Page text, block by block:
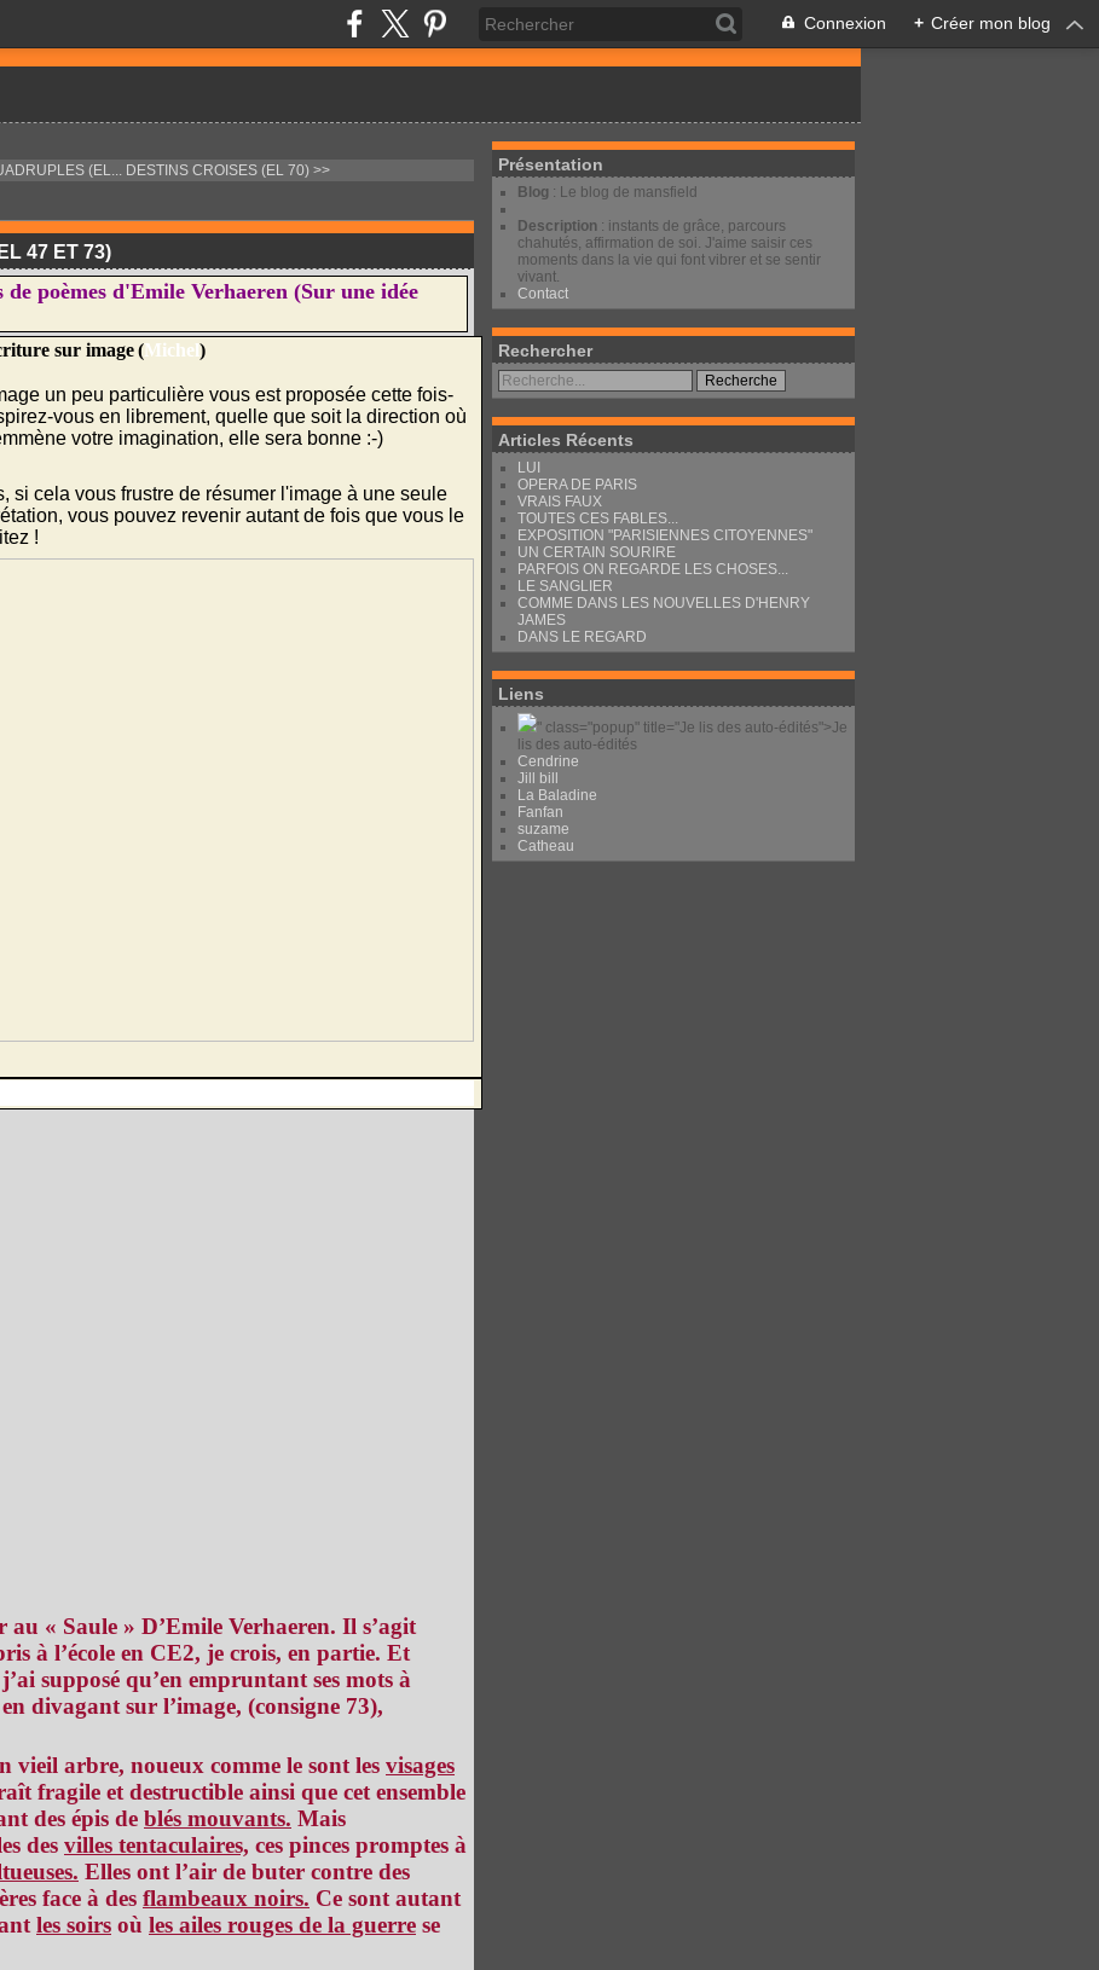
Connexion + Créer mon blog
(EL... DESTINS CROISES (EL 70) >>
47 ET 73)
poèmes d'Emile Verhaeren (Sur une idée
sur image(Michel)
un peu particulière vous est proposée cette fois-
vous en librement, quelle que soit la direction où
votre imagination, elle sera bonne :-)
si cela vous frustre de résumer l'image à une seule
vous pouvez revenir autant de fois que vous le
!
au « Saule » D’Emile Verhaeren. Il s’agit
à l’école en CE2, je crois, en partie. Et
supposé qu’en empruntant ses mots à
divagant sur l’image, (consigne 73),
vieil arbre, noueux comme le sont les visages
fragile et destructible ainsi que cet ensemble
des épis de blés mouvants. Mais
des villes tentaculaires, ces pinces promptes à
Elles ont l’air de buter contre des
face à des flambeaux noirs. Ce sont autant
les soirs où les ailes rouges de la guerre se
Présentation
Blog : Le blog de mansfield
Description : instants de grâce, parcours
chahutés, affirmation de soi. J'aime saisir ces
moments dans la vie qui font vibrer et se sentir
vivant.
Contact
Rechercher
Articles Récents
LUI
OPERA DE PARIS
VRAIS FAUX
TOUTES CES FABLES...
EXPOSITION "PARISIENNES CITOYENNES"
UN CERTAIN SOURIRE
PARFOIS ON REGARDE LES CHOSES...
LE SANGLIER
COMME DANS LES NOUVELLES D'HENRY
JAMES
DANS LE REGARD
Liens
" class="popup" title="Je lis des auto-édités">Je
lis des auto-édités
Cendrine
Jill bill
La Baladine
Fanfan
suzame
Catheau